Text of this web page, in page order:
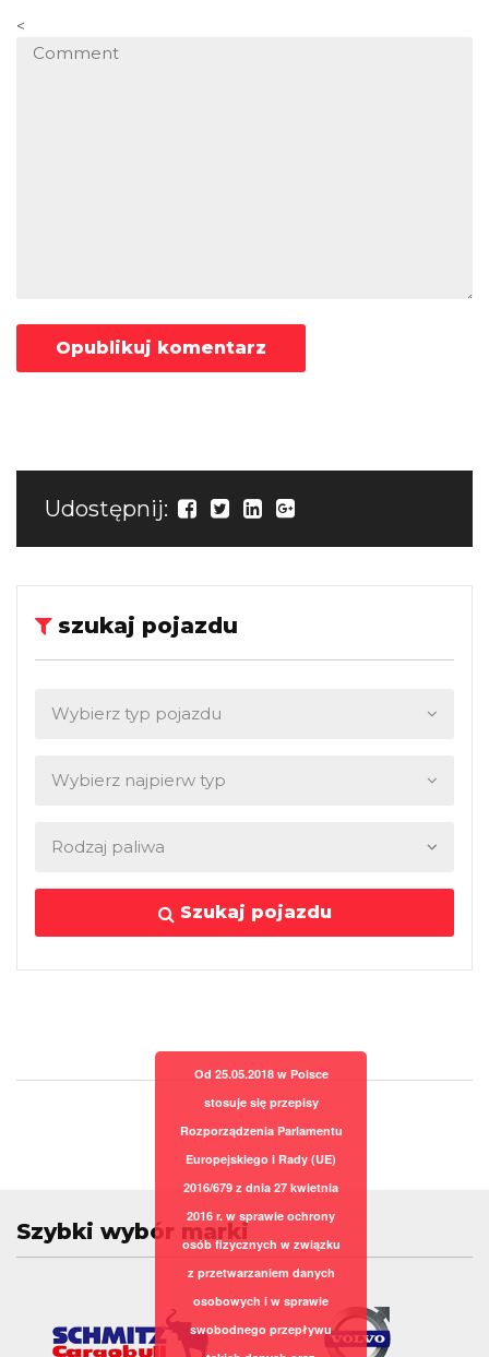
<
Udostępnij:
szukaj pojazdu
Szukaj pojazdu
Szybki wybór marki
Od 25.05.2018 w Polsce
stosuje się przepisy
Rozporządzenia Parlamentu
Europejskiego i Rady (UE)
2016/679 z dnia 27 kwietnia
2016 r. w sprawie ochrony
osób fizycznych w związku
z przetwarzaniem danych
osobowych i w sprawie
swobodnego przepływu